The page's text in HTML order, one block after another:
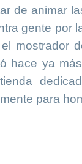
de animar
gente por
mostrador
hace ya
para